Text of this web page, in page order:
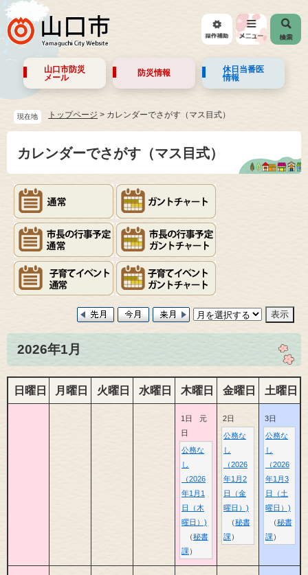
山口市防災
メール
防災情報
休日当番医
情報
現在地 トップページ > カレンダーでさがす（マス目式）
カレンダーでさがす（マス目式）
2026年1月
日曜日 月曜日 火曜日 水曜日 木曜日 金曜日 土曜日
1日
元
日
公務な
し
（2026
年1月1
日（木
曜日）)
秘書
課
2日
公務な
し
（2026
年1月2
日（金
曜日）)
秘書
課
3日
公務な
し
（2026
年1月3
日（土
曜日）)
秘書
課